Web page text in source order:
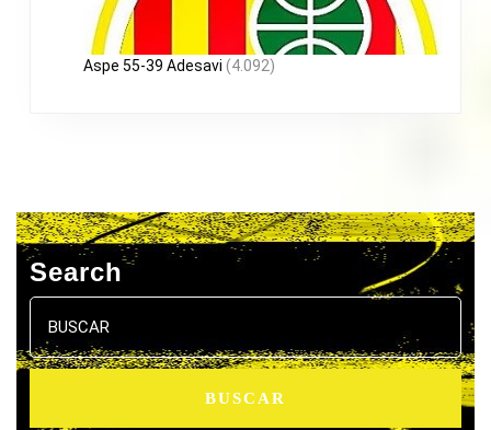
Aspe 55-39 Adesavi (4.092)
Search
Buscar: